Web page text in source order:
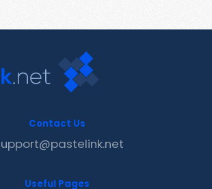
Contact Us
Useful Pages